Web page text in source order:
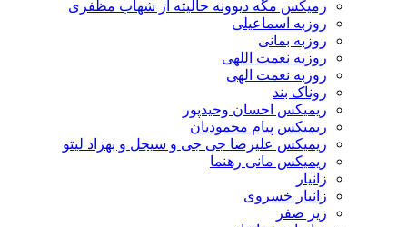
رمیکس مگه دیوونه حالیته از شهاب مظفری
روزبه اسماعیلی
روزبه بمانی
روزبه نعمت اللهی
روزبه نعمت الهی
روناک بند
ریمیکس احسان وحیدپور
ریمیکس پیام محمودیان
ریمیکس علیرضا جی جی و سیجل و بهزاد لیتو
ریمیکس مانی رهنما
زانیار
زانیار خسروی
زیر صفر